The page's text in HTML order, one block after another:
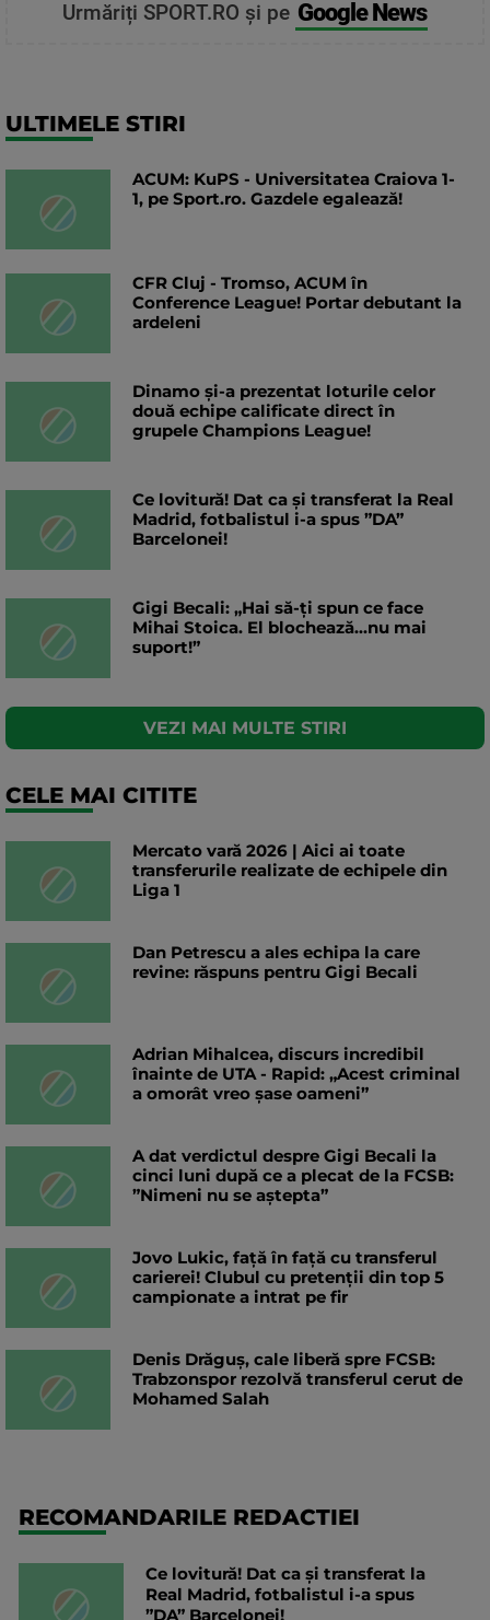
Urmăriți SPORT.RO și pe Google News
ULTIMELE STIRI
ACUM: KuPS - Universitatea Craiova 1-
1, pe Sport.ro. Gazdele egalează!
CFR Cluj - Tromso, ACUM în
Conference League! Portar debutant la
ardeleni
Dinamo și-a prezentat loturile celor
două echipe calificate direct în
grupele Champions League!
Ce lovitură! Dat ca și transferat la Real
Madrid, fotbalistul i-a spus ”DA”
Barcelonei!
Gigi Becali: „Hai să-ți spun ce face
Mihai Stoica. El blochează...nu mai
suport!”
VEZI MAI MULTE STIRI
CELE MAI CITITE
Mercato vară 2026 | Aici ai toate
transferurile realizate de echipele din
Liga 1
Dan Petrescu a ales echipa la care
revine: răspuns pentru Gigi Becali
Adrian Mihalcea, discurs incredibil
înainte de UTA - Rapid: „Acest criminal
a omorât vreo șase oameni”
A dat verdictul despre Gigi Becali la
cinci luni după ce a plecat de la FCSB:
”Nimeni nu se aștepta”
Jovo Lukic, față în față cu transferul
carierei! Clubul cu pretenții din top 5
campionate a intrat pe fir
Denis Drăguș, cale liberă spre FCSB:
Trabzonspor rezolvă transferul cerut de
Mohamed Salah
RECOMANDARILE REDACTIEI
Ce lovitură! Dat ca și transferat la
Real Madrid, fotbalistul i-a spus
”DA” Barcelonei!